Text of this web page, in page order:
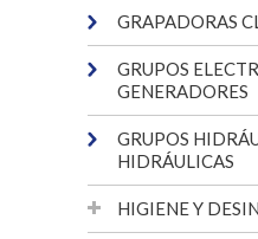
GRAPADORAS
GRUPOS
GENERADORES
GRUPOS
HIDRÁULICAS
HIGIENE Y